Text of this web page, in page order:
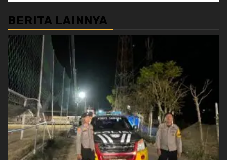
BERITA LAINNYA